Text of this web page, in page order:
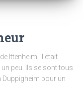
Ittenheim, il était
peu. Ils se sont tous
pour un